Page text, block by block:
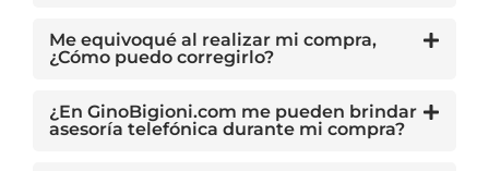
Me equivoqué al realizar mi compra,
¿Cómo puedo corregirlo?
¿En GinoBigioni.com me pueden brindar
asesoría telefónica durante mi compra?